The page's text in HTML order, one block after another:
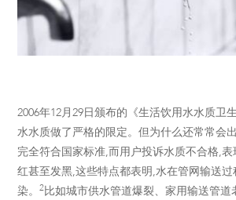
2006年12月29日颁布的《生活饮用水水质卫
水水质做了严格的限定。但为什么还常常会
完全符合国家标准,而用户投诉水质不合格,
红甚至发黑,这些特点都表明,水在管网输送
染。2比如城市供水管道爆裂、家用输送管